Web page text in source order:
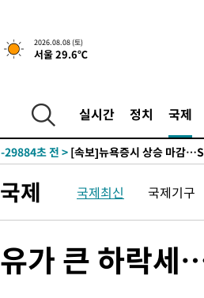
2026.08.08 (토)
서울 29.6℃
실시간 정치 국제
-29884초 전 > [속보]뉴욕증시 상승 마감
국제 국제최신 국제기구
유가 큰 하락세